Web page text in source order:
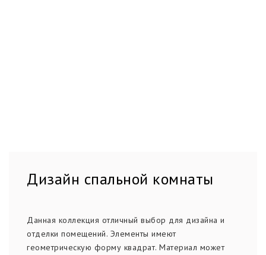
Дизайн спальной комнаты
Данная коллекция отличный выбор для дизайна и
отделки помещений. Элементы имеют
геометрическую форму квадрат. Материал может